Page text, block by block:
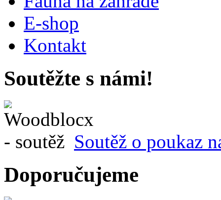
E-shop
Kontakt
Soutěžte s námi!
Soutěž o poukaz
Doporučujeme